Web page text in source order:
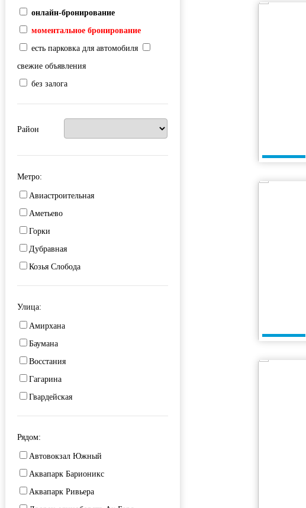
онлайн-бронирование
моментальное бронирование
есть парковка для автомобиля
свежие объявления
без залога
Район
Метро:
Авиастроительная
Аметьево
Горки
Дубравная
Козья Слобода
Кремлевская
Улица:
Амирхана
Баумана
Восстания
Гагарина
Гвардейская
Декабристов
Рядом:
Автовокзал Южный
Аквапарк Барионикс
Аквапарк Ривьера